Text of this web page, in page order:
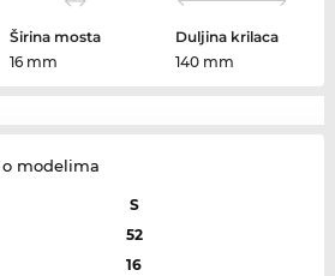
Širina mosta
16 mm
Duljina krilaca
140 mm
modelima
S
52
16